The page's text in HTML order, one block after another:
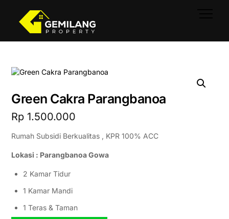
content
Green Cakra Parangbanoa
Rp 1.500.000
Rumah Subsidi Berkualitas , KPR 100% ACC
Lokasi : Parangbanoa Gowa
2 Kamar Tidur
1 Kamar Mandi
1 Teras & Taman